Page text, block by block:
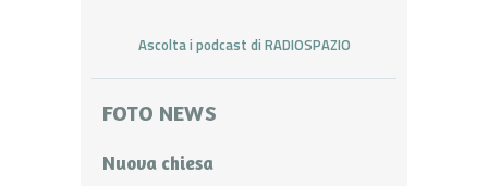
Ascolta i podcast di RADIOSPAZIO
FOTO NEWS
Nuova chiesa